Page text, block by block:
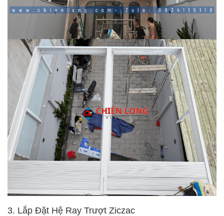
3. Lắp Đặt Hệ Ray Trượt Ziczac